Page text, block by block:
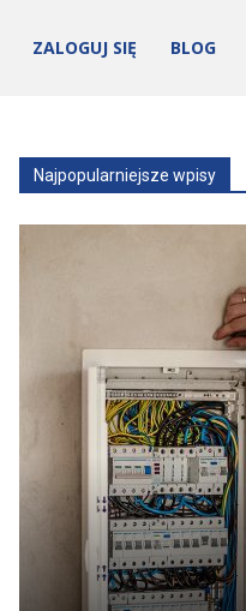
ZALOGUJ SIĘ BLOG
Najpopularniejsze wpisy